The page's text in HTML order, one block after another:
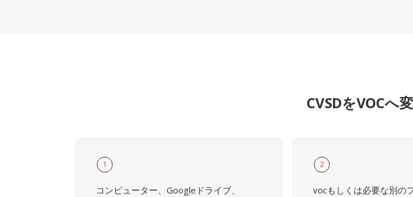
CVSDをVOCへ
1
コンピューター、Googleドライブ、
2
vocもしくは必要な別の